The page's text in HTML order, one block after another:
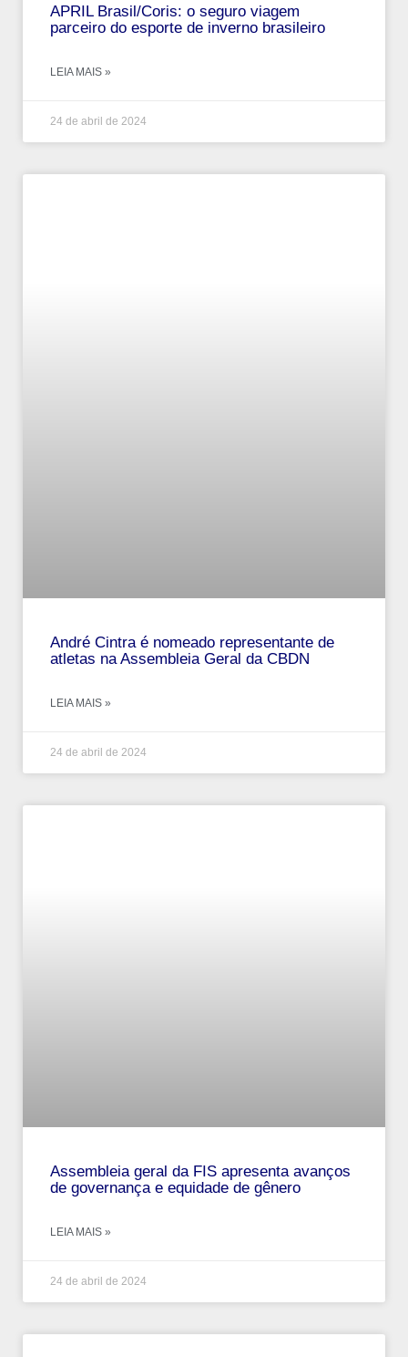
APRIL Brasil/Coris: o seguro viagem
parceiro do esporte de inverno brasileiro
LEIA MAIS »
24 de abril de 2024
André‌ ‌Cintra‌ ‌é‌ ‌nomeado‌ ‌representante‌ ‌de‌
‌atletas‌ ‌na‌ ‌Assembleia‌ ‌Geral‌ ‌da‌ ‌CBDN‌
LEIA MAIS »
24 de abril de 2024
Assembleia geral da FIS apresenta avanços
de governança e equidade de gênero
LEIA MAIS »
24 de abril de 2024